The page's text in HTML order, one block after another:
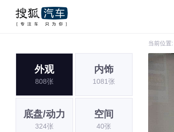
当前位置:
外观
808张
内饰
1081张
底盘/动力
324张
空间
40张